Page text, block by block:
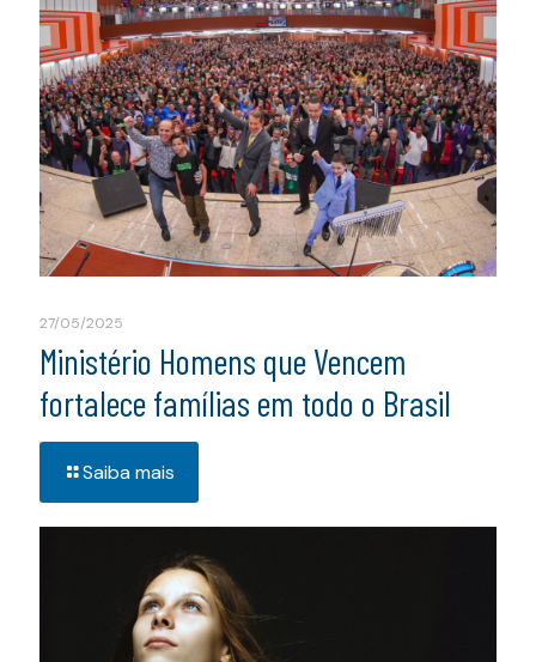
27/05/2025
Ministério Homens que Vencem
fortalece famílias em todo o Brasil
Saiba mais